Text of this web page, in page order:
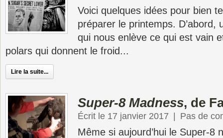
Voici quelques idées pour bien
préparer le printemps. D’abord,
qui nous enlève ce qui est vain
polars qui donnent le froid...
Lire la suite...
Super-8 Madness, de
Écrit le 17 janvier 2017 Pas de
Même si aujourd’hui le Super-8